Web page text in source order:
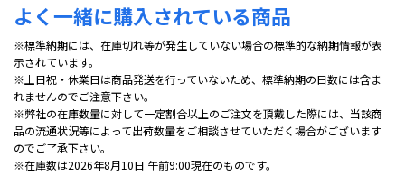
よく一緒に購入されている商品
※標準納期には、在庫切れ等が発生していない場合の標準的な納期情報が表
示されています。
※土日祝・休業日は商品発送を行っていないため、標準納期の日数には含ま
れませんのでご注意下さい。
※弊社の在庫数量に対して一定割合以上のご注文を頂戴した際には、当該商
品の流通状況等によって出荷数量をご相談させていただく場合がございます
のでご了承下さい。
※在庫数は2026年8月10日 午前9:00現在のものです。